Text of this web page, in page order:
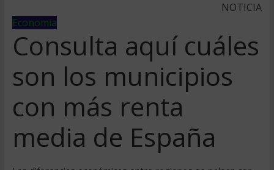
NOTICIA
Economía
Consulta aquí cuáles
son los municipios
con más renta
media de España